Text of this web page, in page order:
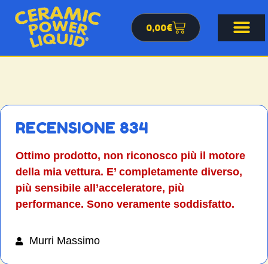
0,00€
RECENSIONE 834
Ottimo prodotto, non riconosco più il motore
della mia vettura. E’ completamente diverso,
più sensibile all’acceleratore, più
performance. Sono veramente soddisfatto.
Murri Massimo